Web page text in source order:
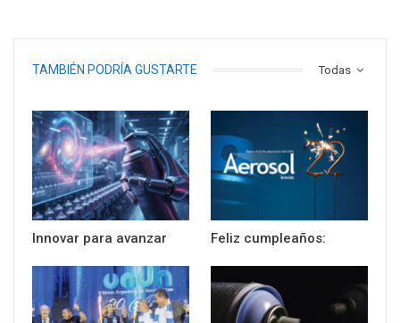
Todas
TAMBIÉN PODRÍA GUSTARTE
Innovar para avanzar Feliz cumpleaños: